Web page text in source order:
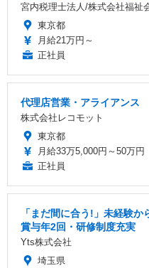
宮内税理士法人/株式会社福祉
東京都
月給21万円～
正社員
代理店営業・アライアンス
株式会社レコモット
東京都
月給33万5,000円～50万円
正社員
「まだ間に合う!」未経験
賞与年2回・研修制度充実
Yts株式会社
埼玉県